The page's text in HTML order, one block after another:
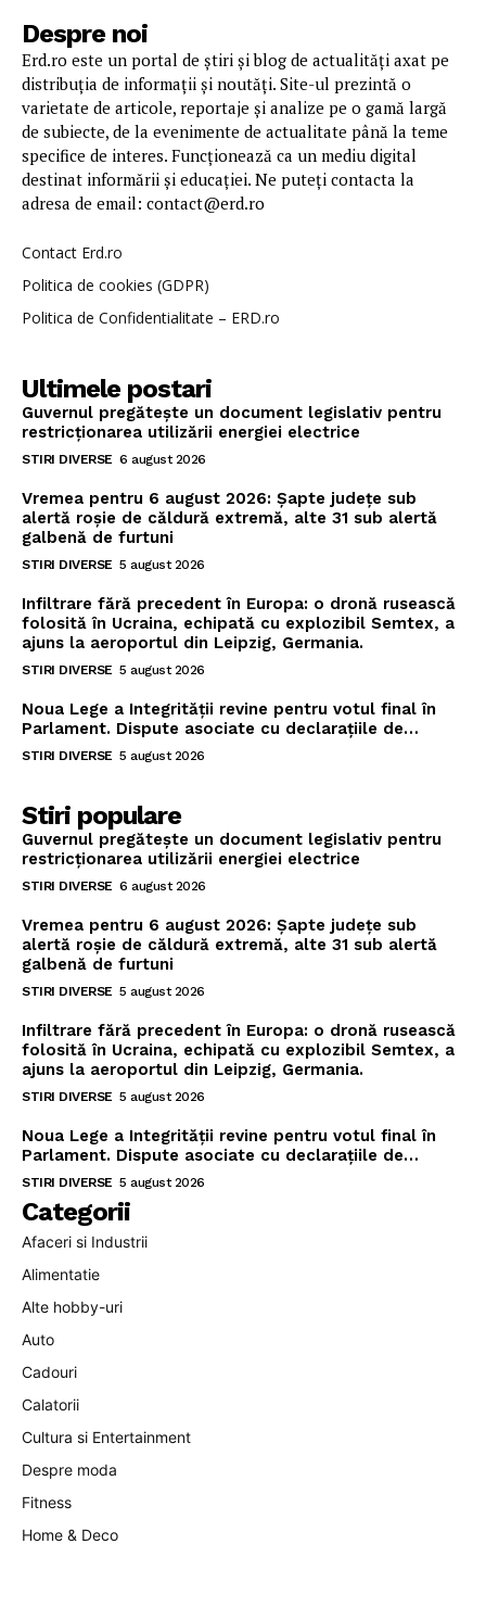
Despre noi
Erd.ro este un portal de știri și blog de actualități axat pe
distribuția de informații și noutăți. Site-ul prezintă o
varietate de articole, reportaje și analize pe o gamă largă
de subiecte, de la evenimente de actualitate până la teme
specifice de interes. Funcționează ca un mediu digital
destinat informării și educației. Ne puteți contacta la
adresa de email: contact@erd.ro
Contact Erd.ro
Politica de cookies (GDPR)
Politica de Confidentialitate – ERD.ro
Ultimele postari
Guvernul pregătește un document legislativ pentru
restricționarea utilizării energiei electrice
STIRI DIVERSE 6 august 2026
Vremea pentru 6 august 2026: Șapte județe sub
alertă roșie de căldură extremă, alte 31 sub alertă
galbenă de furtuni
STIRI DIVERSE 5 august 2026
Infiltrare fără precedent în Europa: o dronă rusească
folosită în Ucraina, echipată cu explozibil Semtex, a
ajuns la aeroportul din Leipzig, Germania.
STIRI DIVERSE 5 august 2026
Noua Lege a Integrității revine pentru votul final în
Parlament. Dispute asociate cu declarațiile de…
STIRI DIVERSE 5 august 2026
Stiri populare
Guvernul pregătește un document legislativ pentru
restricționarea utilizării energiei electrice
STIRI DIVERSE 6 august 2026
Vremea pentru 6 august 2026: Șapte județe sub
alertă roșie de căldură extremă, alte 31 sub alertă
galbenă de furtuni
STIRI DIVERSE 5 august 2026
Infiltrare fără precedent în Europa: o dronă rusească
folosită în Ucraina, echipată cu explozibil Semtex, a
ajuns la aeroportul din Leipzig, Germania.
STIRI DIVERSE 5 august 2026
Noua Lege a Integrității revine pentru votul final în
Parlament. Dispute asociate cu declarațiile de…
STIRI DIVERSE 5 august 2026
Categorii
Afaceri si Industrii
Alimentatie
Alte hobby-uri
Auto
Cadouri
Calatorii
Cultura si Entertainment
Despre moda
Fitness
Home & Deco